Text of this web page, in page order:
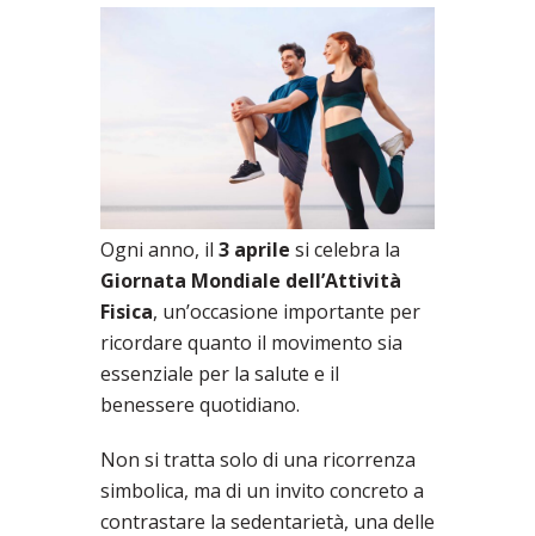
Ogni anno, il 3 aprile si celebra la
Giornata Mondiale dell’Attività
Fisica, un’occasione importante per
ricordare quanto il movimento sia
essenziale per la salute e il
benessere quotidiano.
Non si tratta solo di una ricorrenza
simbolica, ma di un invito concreto a
contrastare la sedentarietà, una delle